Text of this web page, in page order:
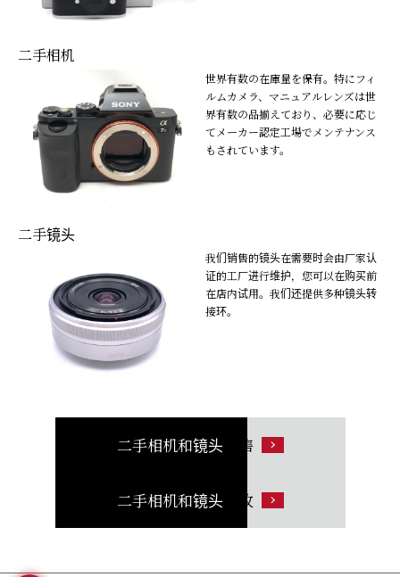
二手相机
世界有数の在庫量を保有。特にフィ
ルムカメラ、マニュアルレンズは世
界有数の品揃えており、必要に応じ
てメーカー認定工場でメンテナンス
もされています。
二手镜头
我们销售的镜头在需要时会由厂家认
证的工厂进行维护，您可以在购买前
在店内试用。我们还提供多种镜头转
接环。
二手相机和镜头 销售
二手相机和镜头 回收